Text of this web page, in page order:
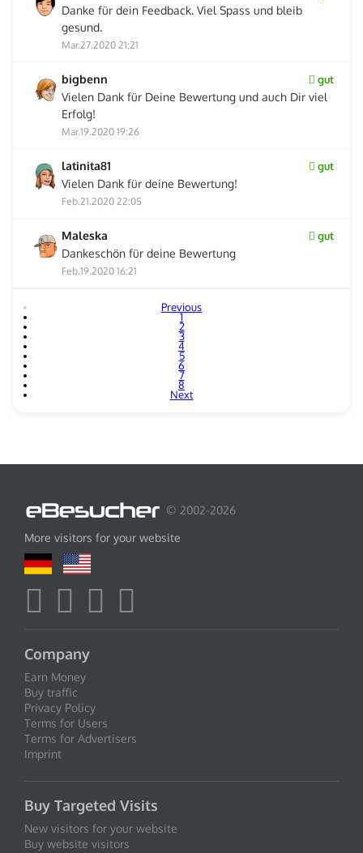
Danke für dein Feedback. Viel Spass und bleib
gesund.
Mar.27.2020 21:21
bigbenn gut
Vielen Dank für Deine Bewertung und auch Dir viel
Erfolg!
Mar.19.2020 19:26
latinita81 gut
Vielen Dank für deine Bewertung!
Feb.21.2020 22:05
Maleska gut
Dankeschön für deine Bewertung
Feb.19.2020 16:21
Previous
1
2
3
4
5
6
7
8
Next
© 2002-2026
More visitors for your website
Company
Earn Money
Buy traffic
Privacy Policy
Terms for Users
Terms for Advertisers
Imprint
Buy Targeted Visits
New visitors for your website
Buy website visitors